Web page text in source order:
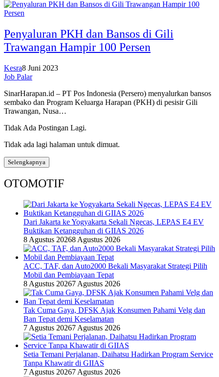
Penyaluran PKH dan Bansos di Gili
Trawangan Hampir 100 Persen
Kesra8 Juni 2023
Job Palar
SinarHarapan.id – PT Pos Indonesia (Persero) menyalurkan bansos
sembako dan Program Keluarga Harapan (PKH) di pesisir Gili
Trawangan, Nusa…
Tidak Ada Postingan Lagi.
Tidak ada lagi halaman untuk dimuat.
Selengkapnya
OTOMOTIF
Dari Jakarta ke Yogyakarta Sekali Ngecas, LEPAS E4 EV
Buktikan Ketangguhan di GIIAS 2026
8 Agustus 20268 Agustus 2026
ACC, TAF, dan Auto2000 Bekali Masyarakat Strategi Pilih
Mobil dan Pembiayaan Tepat
8 Agustus 20267 Agustus 2026
Tak Cuma Gaya, DFSK Ajak Konsumen Pahami Velg dan
Ban Tepat demi Keselamatan
7 Agustus 20267 Agustus 2026
Setia Temani Perjalanan, Daihatsu Hadirkan Program Service
Tanpa Khawatir di GIIAS
7 Agustus 20267 Agustus 2026